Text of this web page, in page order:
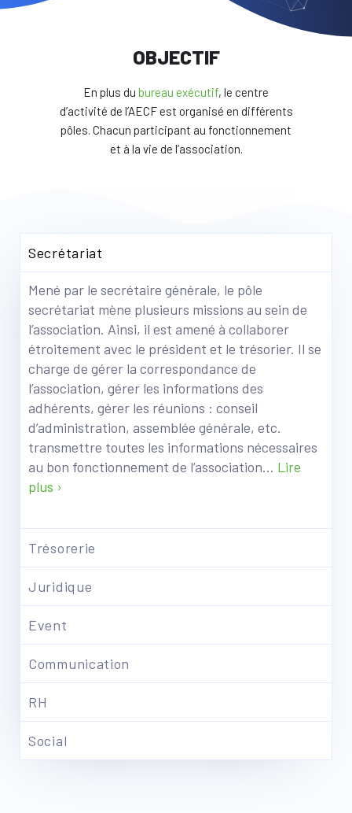
OBJECTIF
En plus du bureau exécutif, le centre
d’activité de l’AECF est organisé en différents
pôles. Chacun participant au fonctionnement
et à la vie de l’association.
Secrétariat
Mené par le secrétaire générale, le pôle
secrétariat mène plusieurs missions au sein de
l’association. Ainsi, il est amené à collaborer
étroitement avec le président et le trésorier. Il se
charge de gérer la correspondance de
l’association, gérer les informations des
adhérents, gérer les réunions : conseil
d’administration, assemblée générale, etc.
transmettre toutes les informations nécessaires
au bon fonctionnement de l’association… Lire
plus ›
Trésorerie
Juridique
Event
Communication
RH
Social